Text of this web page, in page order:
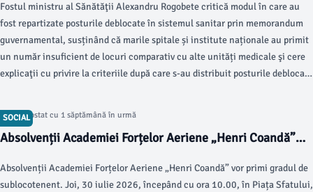
Bihorul, cu mai puţini locuitori, a primit 131 de posturi
Fostul ministru al Sănătăţii Alexandru Rogobete critică modul în care au
fost repartizate posturile deblocate în sistemul sanitar prin memorandum
guvernamental, susținând că marile spitale și institute naționale au primit
un număr insuficient de locuri comparativ cu alte unități medicale şi cere
explicaţii cu privire la criteriile după care s-au distribuit posturile deblocate
SOCIAL
Articol postat cu 1 săptămână în urmă
Absolvenții Academiei Forțelor Aeriene „Henri Coandă”
vor survola Braşovul
Absolvenții Academiei Forțelor Aeriene „Henri Coandă” vor primi gradul de
sublocotenent. Joi, 30 iulie 2026, începând cu ora 10.00, în Piața Sfatului,